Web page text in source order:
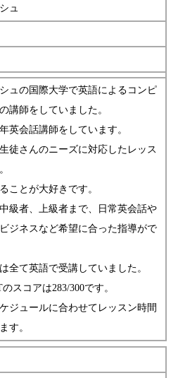
ュ
ュの国際大学で英語によるコンピ
講師をしていました。
英会話講師をしています。
徒さんのニーズに対応したレッス
ことが大好きです。
級者、上級者まで、日常英会話や
ジネスなど希望に合った指導がで
全て英語で受講していました。
スコアは283/300です。
ジュールに合わせてレッスン時間
す。